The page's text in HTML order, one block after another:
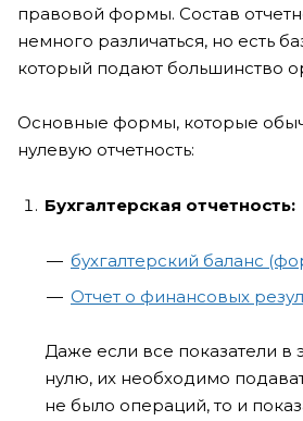
правовой формы. Состав
немного различаться, но есть
который подают большинство
Основные формы, которые
нулевую отчетность:
Бухгалтерская отчетность:
бухгалтерский баланс
Отчет о финансовых
Даже если все показатели в
нулю, их необходимо
не было операций, то и